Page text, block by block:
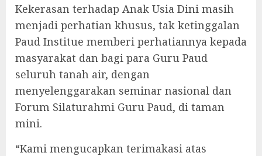
Kekerasan terhadap Anak Usia Dini masih
menjadi perhatian khusus, tak ketinggalan
Paud Institue memberi perhatiannya kepada
masyarakat dan bagi para Guru Paud
seluruh tanah air, dengan
menyelenggarakan seminar nasional dan
Forum Silaturahmi Guru Paud, di taman
mini.
“Kami mengucapkan terimakasi atas